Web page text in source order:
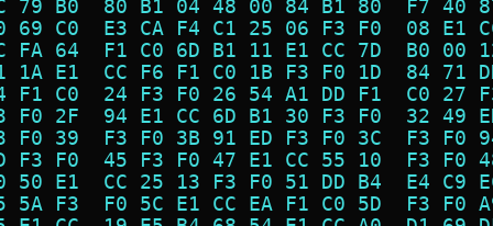
79 B0  80 B1 04 48 00 84 B1 80  F7
69 C0  E3 CA F4 C1 25 06 F3 F0  08
FA 64  F1 C0 6D B1 11 E1 CC 7D  B0
1A E1  CC F6 F1 C0 1B F3 F0 1D  84
F1 C0  24 F3 F0 26 54 A1 DD F1  C0
F0 2F  94 E1 CC 6D B1 30 F3 F0  32
F0 39  F3 F0 3B 91 ED F3 F0 3C  F3
F3 F0  45 F3 F0 47 E1 CC 55 10  F3
50 E1  CC 25 13 F3 F0 51 DD B4  E4
5A F3  F0 5C E1 CC EA F1 C0 5D  F3